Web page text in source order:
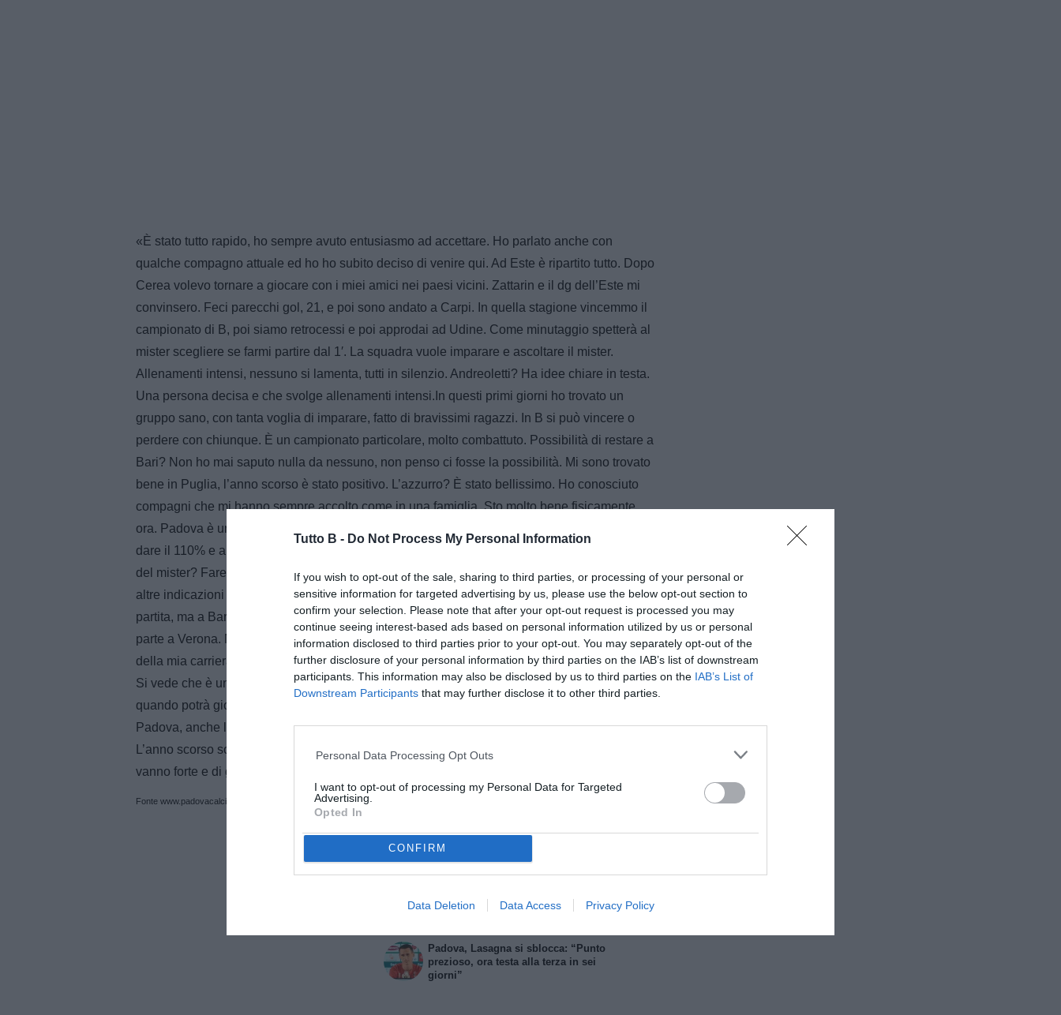
Tutto B - Do Not Process My Personal Information
If you wish to opt-out of the sale, sharing to third parties, or processing of your personal or
sensitive information for targeted advertising by us, please use the below opt-out section to
confirm your selection. Please note that after your opt-out request is processed you may
continue seeing interest-based ads based on personal information utilized by us or personal
information disclosed to third parties prior to your opt-out. You may separately opt-out of the
further disclosure of your personal information by third parties on the IAB’s list of downstream
participants. This information may also be disclosed by us to third parties on the IAB’s List of
Downstream Participants that may further disclose it to other third parties.
Personal Data Processing Opt Outs
I want to opt-out of processing my Personal Data for Targeted
Advertising.
Opted In
CONFIRM
Data Deletion Data Access Privacy Policy
«È stato tutto rapido, ho sempre avuto entusiasmo ad accettare. Ho parlato anche con
qualche compagno attuale ed ho ho subito deciso di venire qui. Ad Este è ripartito tutto. Dopo
Cerea volevo tornare a giocare con i miei amici nei paesi vicini. Zattarin e il dg dell’Este mi
convinsero. Feci parecchi gol, 21, e poi sono andato a Carpi. In quella stagione vincemmo il
campionato di B, poi siamo retrocessi e poi approdai ad Udine. Come minutaggio spetterà al
mister scegliere se farmi partire dal 1′. La squadra vuole imparare e ascoltare il mister.
Allenamenti intensi, nessuno si lamenta, tutti in silenzio. Andreoletti? Ha idee chiare in testa.
Una persona decisa e che svolge allenamenti intensi.In questi primi giorni ho trovato un
gruppo sano, con tanta voglia di imparare, fatto di bravissimi ragazzi. In B si può vincere o
perdere con chiunque. È un campionato particolare, molto combattuto. Possibilità di restare a
Bari? Non ho mai saputo nulla da nessuno, non penso ci fosse la possibilità. Mi sono trovato
bene in Puglia, l’anno scorso è stato positivo. L’azzurro? È stato bellissimo. Ho conosciuto
compagni che mi hanno sempre accolto come in una famiglia. Sto molto bene fisicamente
ora. Padova è uno step importante della mia carriera, non un punto d’arrivo. Sono qui per
dare il 110% e aiutare i più giovani, anche dal punto di vista dell’atteggiamento. Le richieste
del mister? Fare la prima punta, come ho sempre fatto in carriera. Attaccare la profondità e poi
altre indicazioni che mi fornirà. Devo mettere minuti partita nelle gambe. Mi manca il ritmo
partita, ma a Bari ho giocato con continuità, stavo bene fisicamente. In estate ho fatto il ritiro a
parte a Verona. Non mi era mai successo di non fare il ritiro. La Turchia? Un tasto dolente
della mia carriera. Un anno duro che mi ha fatto soffrire e al tempo stesso crescere. Il Papu?
Si vede che è un campione. Penso sia un bene di questa squadra. Sarà un valore aggiunto
quando potrà giocare con noi. Giocare con lui sarà un’emozione. Quando ho pensato al
Padova, anche lui ha inciso nella scelta. Carrarese? Contro lo Spezia non ha rubato nulla.
L’anno scorso sono stati una sorpresa. Il sintetico è un fattore. Sono una squadra fisica, che
vanno forte e di grande intensità».
Fonte www.padovacalcio.it
Padova, si fermano Harder e
Lasagna: le loro condizioni
Padova, Lasagna: "Vincere così è
ancora più bello"
Padova, Lasagna si sblocca: “Punto
prezioso, ora testa alla terza in sei
giorni”